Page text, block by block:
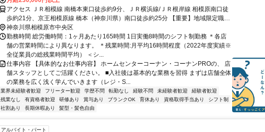
アクセス ＪＲ相模線 南橋本東口徒歩約9分、ＪＲ横浜線/ＪＲ根岸線 相模原南口徒
歩約21分、京王相模原線 橋本（神奈川県）南口徒歩約25分 【重要】地域限定職の
配属について：ご自身の自宅から片道90分圏内の店舗へ配属となります。本求人の
勤務地への配属は確約できませんのでご了承ください。
神奈川県相模原市中央区
勤務時間 総労働時間：1ヶ月あたり165時間 1日実働8時間のシフト制勤務 ＊各店
舗の営業時間により異なります。 ＊残業時間:月平均16時間程度（2022年度実績※
全従業員の総残業時間平均） ＜シ...
仕事内容 【具体的なお仕事内容】 ホームセンターコーナン・コーナンPROの、 店
舗スタッフとしてご活躍ください。 ■入社後は基本的な業務を習得 まずは店舗全体
の業務を広く浅く学んでいきます（レジ・S...
業界未経験者歓迎 フリーター歓迎 学歴不問 転勤なし 経験不問 未経験者歓迎
経験者歓迎
残業なし
有資格者歓迎 研修あり 賞与あり ブランクOK 育休あり 資格取得手当あり
シフト制
社割あり
長期休暇あり 髪型・髪色自由
アルバイト・パート